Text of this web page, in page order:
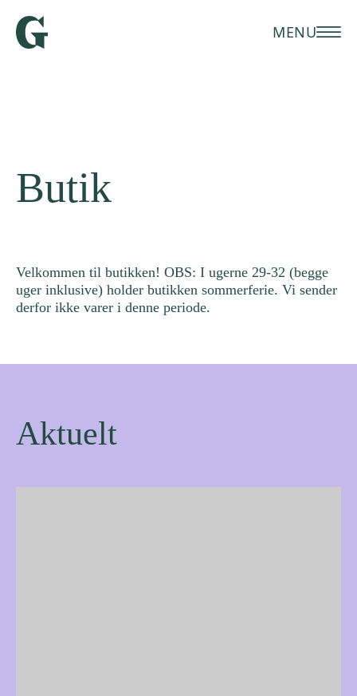
MENU
Butik
Velkommen til butikken! OBS: I ugerne 29-32 (begge
uger inklusive) holder butikken sommerferie. Vi sender
derfor ikke varer i denne periode.
Aktuelt